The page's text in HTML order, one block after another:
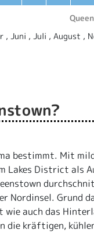
, Juni , Juli , August ,
bestimmt. Mit
Lakes District als
Nordinsel. Grund
wie auch das
die kräftigen,